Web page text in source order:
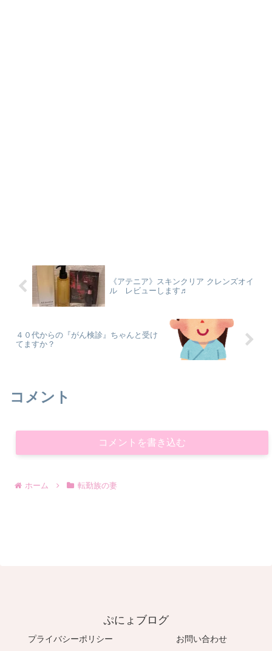
《アテニア》スキンクリア クレンズオイ
ル レビューします♬
４０代からの『がん検診』ちゃんと受け
てますか？
コメント
コメントを書き込む
ホーム 転勤族の妻
ぷにょブログ
プライバシーポリシー お問い合わせ